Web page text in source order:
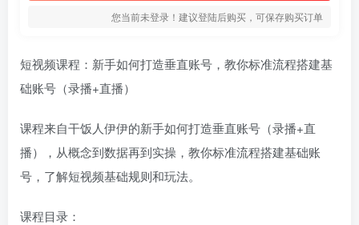
您当前未登录！建议登陆后购买，可保存购买订单
短视频课程：新手如何打造垂直账号，教你标准流程搭建基
础账号（录播+直播）
课程来自干饭人伊伊的新手如何打造垂直账号（录播+直
播），从概念到数据再到实操，教你标准流程搭建基础账
号，了解短视频基础规则和玩法。
课程目录：